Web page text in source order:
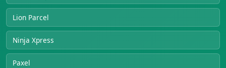
Lion Parcel
Ninja Xpress
Paxel